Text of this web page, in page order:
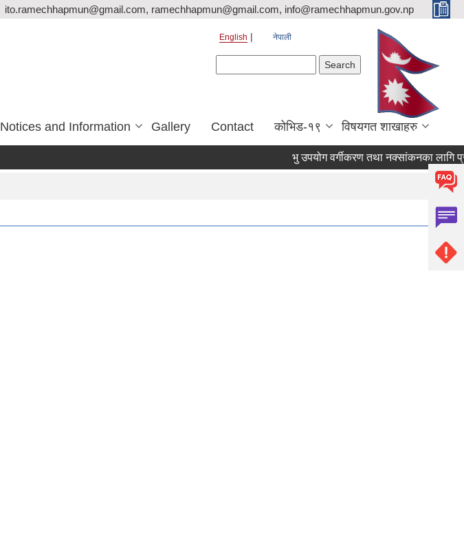
ito.ramechhapmun@gmail.com, ramechhapmun@gmail.com, info@ramechhapmun.gov.np
English नेपाली
Notices and Information Gallery Contact कोभिड-१९ विषयगत शाखाहरु
भु उपयोग वर्गीकरण तथा नक्सांकनका लागि